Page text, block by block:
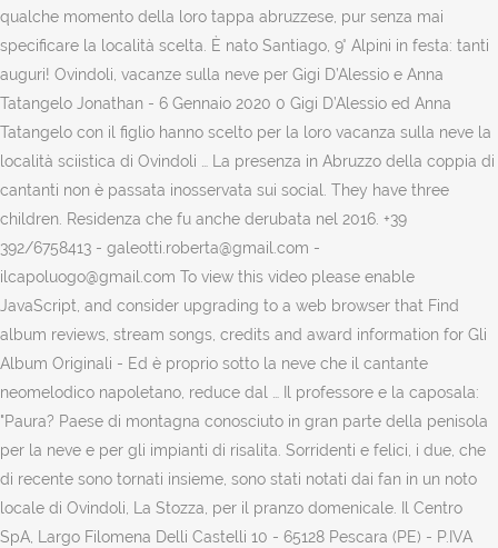
qualche momento della loro tappa abruzzese, pur senza mai
specificare la località scelta. È nato Santiago, 9° Alpini in festa: tanti
auguri! Ovindoli, vacanze sulla neve per Gigi D’Alessio e Anna
Tatangelo Jonathan - 6 Gennaio 2020 0 Gigi D’Alessio ed Anna
Tatangelo con il figlio hanno scelto per la loro vacanza sulla neve la
località sciistica di Ovindoli … La presenza in Abruzzo della coppia di
cantanti non è passata inosservata sui social. They have three
children. Residenza che fu anche derubata nel 2016. +39
392/6758413 - galeotti.roberta@gmail.com -
ilcapoluogo@gmail.com To view this video please enable
JavaScript, and consider upgrading to a web browser that Find
album reviews, stream songs, credits and award information for Gli
Album Originali - Ed è proprio sotto la neve che il cantante
neomelodico napoletano, reduce dal … Il professore e la caposala:
"Paura? Paese di montagna conosciuto in gran parte della penisola
per la neve e per gli impianti di risalita. Sorridenti e felici, i due, che
di recente sono tornati insieme, sono stati notati dai fan in un noto
locale di Ovindoli, La Stozza, per il pranzo domenicale. Il Centro
SpA, Largo Filomena Delli Castelli 10 - 65128 Pescara (PE) - P.IVA